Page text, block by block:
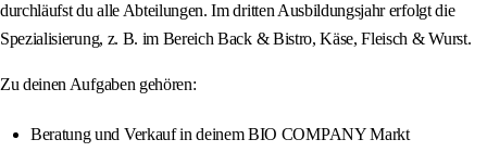
durchläufst du alle Abteilungen. Im dritten Ausbildungsjahr erfolgt die
Spezialisierung, z. B. im Bereich Back & Bistro, Käse, Fleisch & Wurst.
Zu deinen Aufgaben gehören:
Beratung und Verkauf in deinem BIO COMPANY Markt